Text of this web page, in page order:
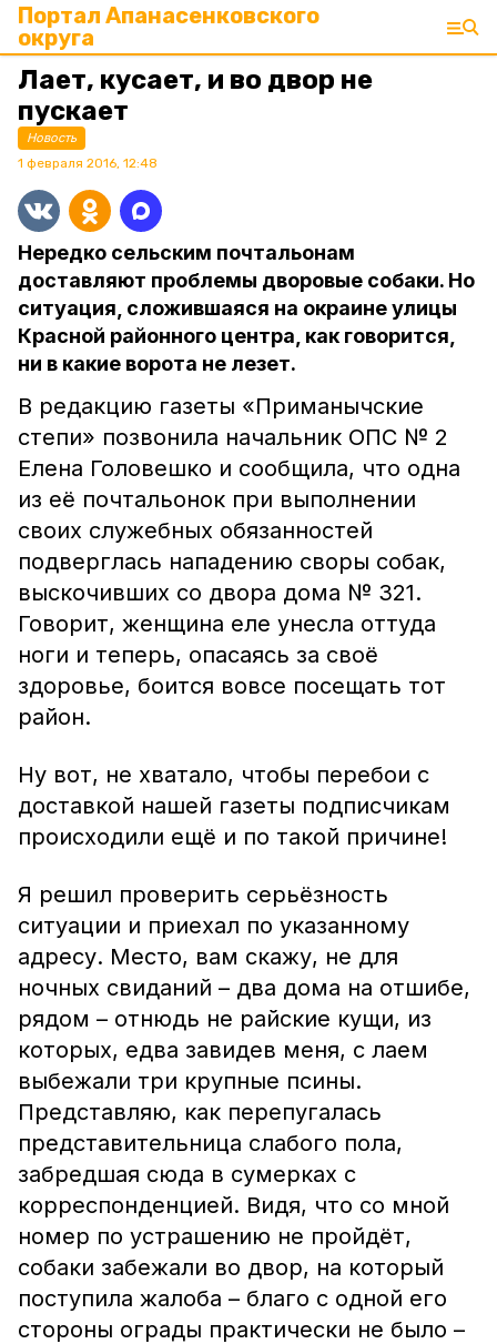
Портал Апанасенковского
округа
Лает, кусает, и во двор не
пускает
Новость
1 февраля 2016, 12:48
Нередко сельским почтальонам
доставляют проблемы дворовые собаки. Но
ситуация, сложившаяся на окраине улицы
Красной районного центра, как говорится,
ни в какие ворота не лезет.
В редакцию газеты «Приманычские
степи» позвонила начальник ОПС № 2
Елена Головешко и сообщила, что одна
из её почтальонок при выполнении
своих служебных обязанностей
подверглась нападению своры собак,
выскочивших со двора дома № 321.
Говорит, женщина еле унесла оттуда
ноги и теперь, опасаясь за своё
здоровье, боится вовсе посещать тот
район.
Ну вот, не хватало, чтобы перебои с
доставкой нашей газеты подписчикам
происходили ещё и по такой причине!
Я решил проверить серьёзность
ситуации и приехал по указанному
адресу. Место, вам скажу, не для
ночных свиданий – два дома на отшибе,
рядом – отнюдь не райские кущи, из
которых, едва завидев меня, с лаем
выбежали три крупные псины.
Представляю, как перепугалась
представительница слабого пола,
забредшая сюда в сумерках с
корреспонденцией. Видя, что со мной
номер по устрашению не пройдёт,
собаки забежали во двор, на который
поступила жалоба – благо с одной его
стороны ограды практически не было –